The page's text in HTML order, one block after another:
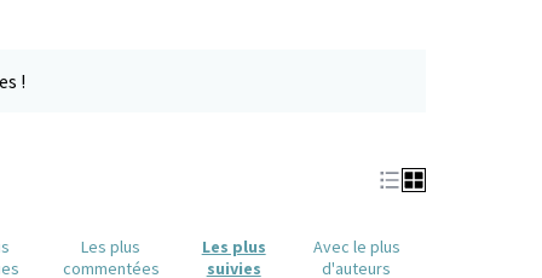
!
Les plus
commentées
Les plus
suivies
Avec le plus
d'auteurs